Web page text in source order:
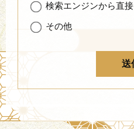
検索エンジンから直接
その他